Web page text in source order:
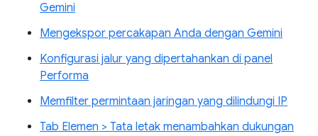
Gemini
Mengekspor percakapan Anda dengan Gemini
Konfigurasi jalur yang dipertahankan di panel
Performa
Memfilter permintaan jaringan yang dilindungi IP
Tab Elemen > Tata letak menambahkan dukungan